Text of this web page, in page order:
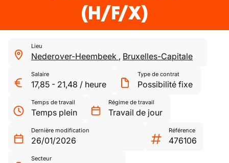
(H/F/X)
Lieu
Nederover-Heembeek , Bruxelles-Capitale
Salaire
17,85 - 21,48 / heure
Type de contrat
Possibilité fixe
Temps de travail
Temps plein
Régime de travail
Travail de jour
Dernière modification
26/01/2026
Référence
476106
Secteur